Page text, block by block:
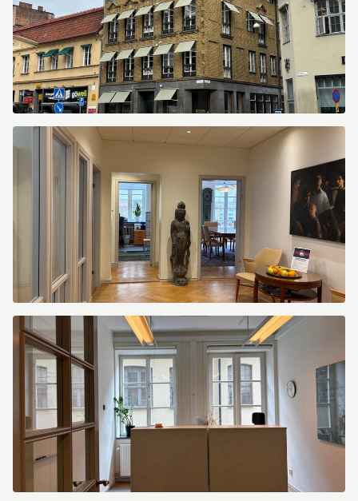
Sankt
Gertrudsgatan
Sankt
Gertrudsgatan